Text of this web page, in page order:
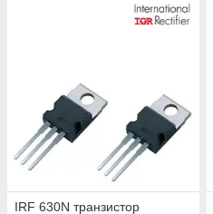
IRF 630N транзистор